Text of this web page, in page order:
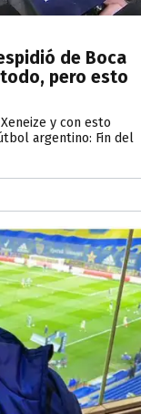
de Boca
pero esto
y con esto
argentino: Fin del